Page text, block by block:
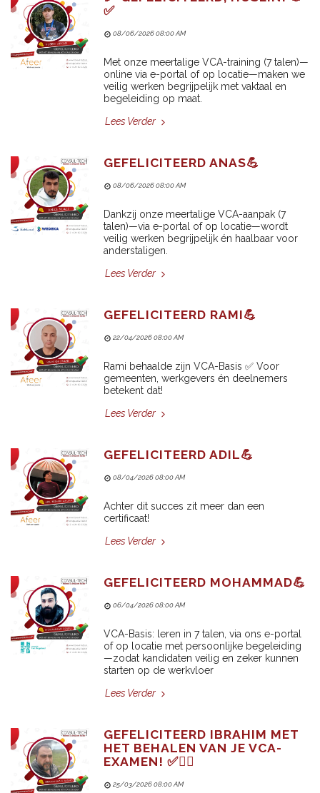
✅
08/06/2026 08:00 AM
Met onze meertalige VCA-training (7 talen)—
online via e-portal of op locatie—maken we
veilig werken begrijpelijk met vaktaal en
begeleiding op maat.
Lees Verder
GEFELICITEERD ANAS💪
08/06/2026 08:00 AM
Dankzij onze meertalige VCA-aanpak (7
talen)—via e-portal of op locatie—wordt
veilig werken begrijpelijk én haalbaar voor
anderstaligen.
Lees Verder
GEFELICITEERD RAMI💪
22/04/2026 08:00 AM
Rami behaalde zijn VCA-Basis ✅ Voor
gemeenten, werkgevers én deelnemers
betekent dat!
Lees Verder
GEFELICITEERD ADIL💪
08/04/2026 08:00 AM
Achter dit succes zit meer dan een
certificaat!
Lees Verder
GEFELICITEERD MOHAMMAD💪
06/04/2026 08:00 AM
VCA-Basis: leren in 7 talen, via ons e-portal
of op locatie met persoonlijke begeleiding
—zodat kandidaten veilig en zeker kunnen
starten op de werkvloer
Lees Verder
GEFELICITEERD IBRAHIM MET
HET BEHALEN VAN JE VCA-
EXAMEN! ✅👷‍♂️
25/03/2026 08:00 AM